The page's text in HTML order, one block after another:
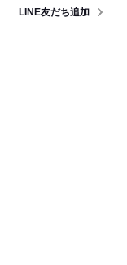
LINE友だち追加